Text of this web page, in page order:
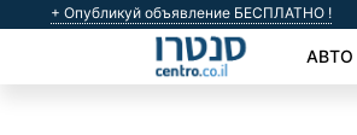
+ Опубликуй объявление БЕСПЛАТНО !
АВТО